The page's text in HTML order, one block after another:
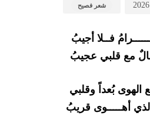
شعر فصيح
فــلا أجيبُ
مع قلبي عجيبُ
الهوى بُعداً وقلبي
أهـــــوى قريبُ